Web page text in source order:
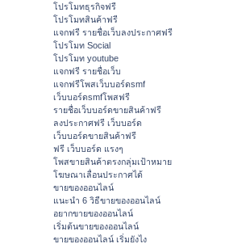
โปรโมทธุรกิจฟรี
โปรโมทสินค้าฟรี
แจกฟรี รายชื่อเว็บลงประกาศฟรี
โปรโมท Social
โปรโมท youtube
แจกฟรี รายชื่อเว็บ
แจกฟรีโพสเว็บบอร์ดsmf
เว็บบอร์ดsmfโพสฟรี
รายชื่อเว็บบอร์ดขายสินค้าฟรี
ลงประกาศฟรี เว็บบอร์ด
เว็บบอร์ดขายสินค้าฟรี
ฟรี เว็บบอร์ด แรงๆ
โพสขายสินค้าตรงกลุ่มเป้าหมาย
โฆษณาเลื่อนประกาศได้
ขายของออนไลน์
แนะนำ 6 วิธีขายของออนไลน์
อยากขายของออนไลน์
เริ่มต้นขายของออนไลน์
ขายของออนไลน์ เริ่มยังไง